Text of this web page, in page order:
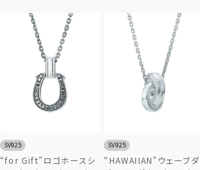
SV925
“for Gift”ロゴホースシ
SV925
“HAWAIIAN”ウェーブダ